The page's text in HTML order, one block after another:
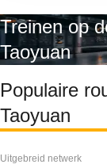
Treinen op
Taoyuan
Populaire
Taoyuan
Uitgebreid netwerk